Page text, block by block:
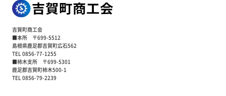
吉賀町商工会
■本所 〒699-5512
島根県鹿足郡吉賀町広石562
TEL 0856-77-1255
■柿木支所 〒699-5301
鹿足郡吉賀町柿木500-1
TEL 0856-79-2239